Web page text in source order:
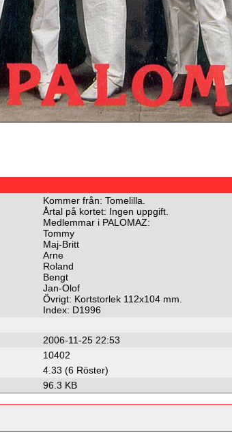
Kommer från: Tomelilla.
Årtal på kortet: Ingen uppgift.
Medlemmar i PALOMAZ:
Tommy
Maj-Britt
Arne
Roland
Bengt
Jan-Olof
Övrigt: Kortstorlek 112x104 mm.
Index: D1996
2006-11-25 22:53
10402
4.33 (6 Röster)
96.3 KB